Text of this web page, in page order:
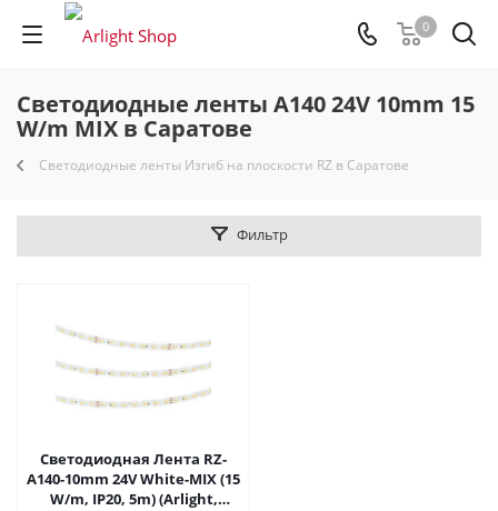
0
Светодиодные ленты A140 24V 10mm 15
W/m MIX в Саратове
Светодиодные ленты Изгиб на плоскости RZ в Саратове
Фильтр
Светодиодная Лента RZ-
A140-10mm 24V White-MIX (15
W/m, IP20, 5m) (Arlight,